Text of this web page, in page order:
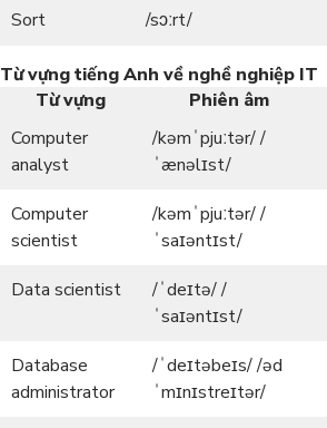
Sort
/sɔːrt/
Từ vựng tiếng Anh về nghề nghiệp IT
Từ vựng
Phiên âm
Computer
analyst
/kəmˈpjuːtər/ /
ˈænəlɪst/
Computer
scientist
/kəmˈpjuːtər/ /
ˈsaɪəntɪst/
Data scientist
/ˈdeɪtə/ /
ˈsaɪəntɪst/
Database
administrator
/ˈdeɪtəbeɪs/ /əd
ˈmɪnɪstreɪtər/